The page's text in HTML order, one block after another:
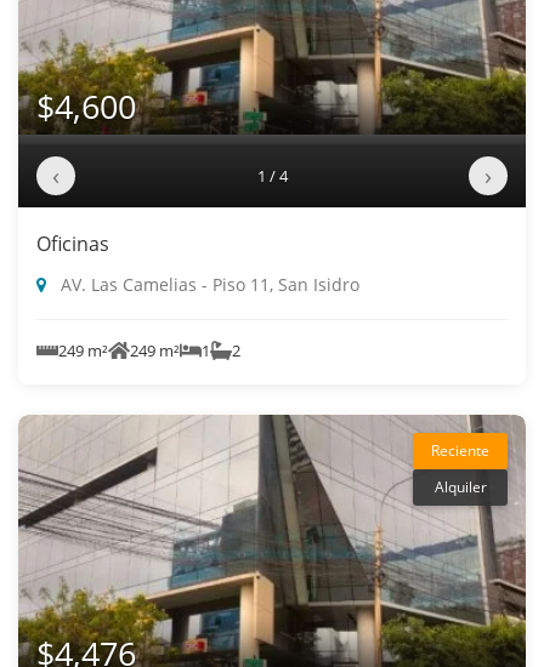
$4,600
‹ 1 / 4 ›
Oficinas
AV. Las Camelias - Piso 11, San Isidro
249 m² 249 m² 1 2
Reciente
Alquiler
$4,476